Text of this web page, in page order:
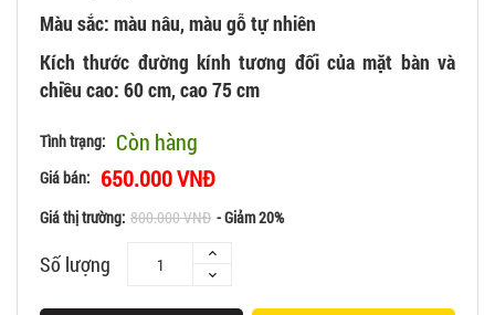
Màu sắc: màu nâu, màu gỗ tự nhiên
Kích thước đường kính tương đối của mặt bàn và
chiều cao: 60 cm, cao 75 cm
Tình trạng: Còn hàng
Giá bán: 650.000 VNĐ
Giá thị trường: 800.000 VNĐ - Giảm 20%
Số lượng